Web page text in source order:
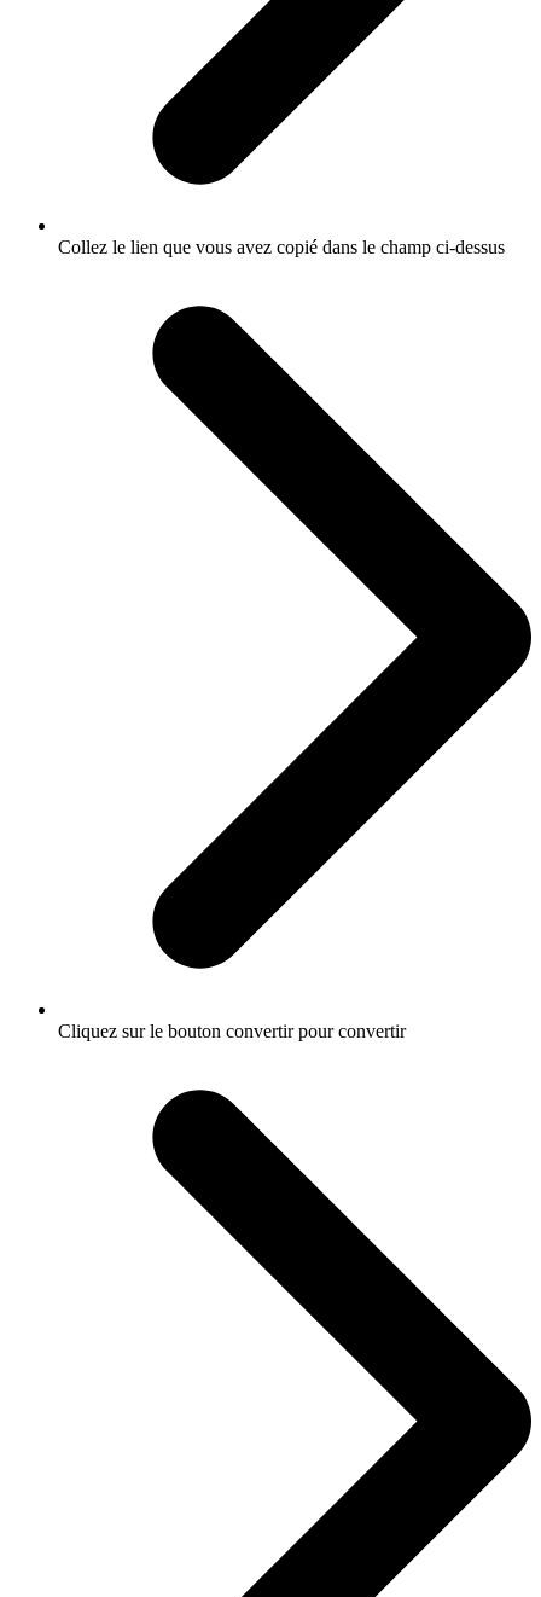
Collez le lien que vous avez copié dans le champ ci-dessus
Cliquez sur le bouton convertir pour convertir